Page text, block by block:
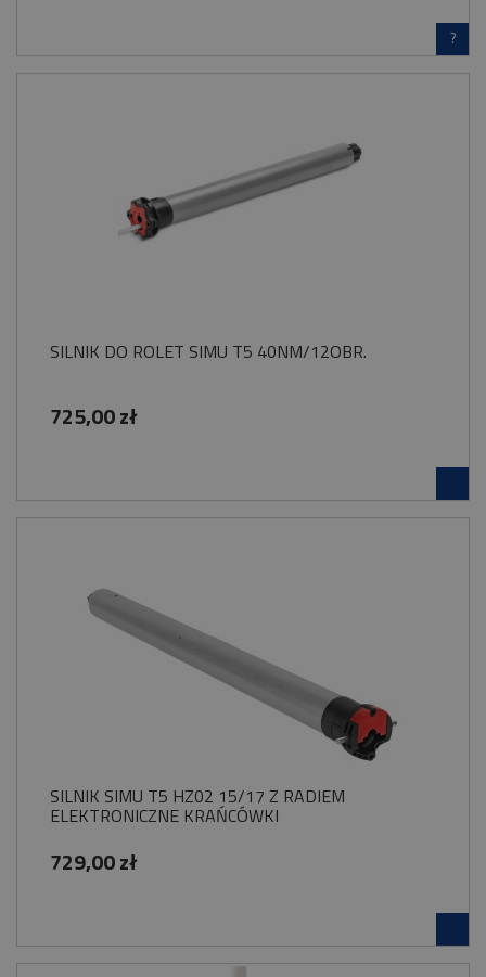
?
SILNIK DO ROLET SIMU T5 40NM/12OBR.
725,00 zł
SILNIK SIMU T5 HZ02 15/17 Z RADIEM
ELEKTRONICZNE KRAŃCÓWKI
729,00 zł